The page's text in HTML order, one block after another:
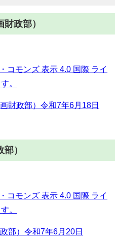
政部）
コモンズ 表示 4.0 国際 ライ
。
財政部）令和7年6月18日
）
コモンズ 表示 4.0 国際 ライ
。
部）令和7年6月20日